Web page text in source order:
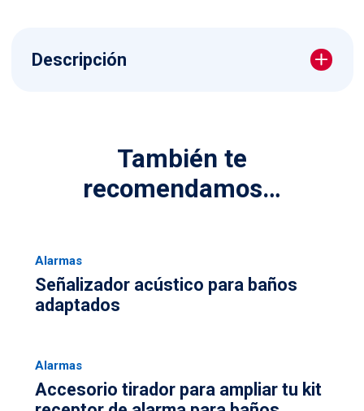
Descripción
También te
recomendamos…
Alarmas
Señalizador acústico para baños
adaptados
Alarmas
Accesorio tirador para ampliar tu kit